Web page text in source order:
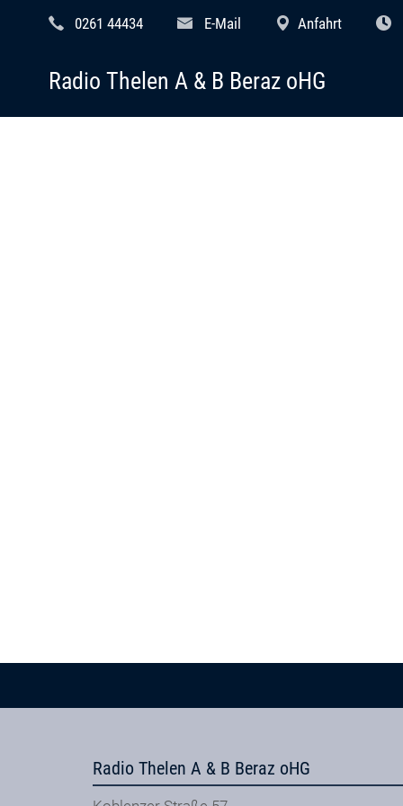
0261 44434 E-Mail Anfahrt
Radio Thelen A & B Beraz oHG
Radio Thelen A & B Beraz oHG